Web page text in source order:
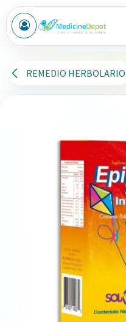
Ir al contenido
REMEDIO HERBOLARIO